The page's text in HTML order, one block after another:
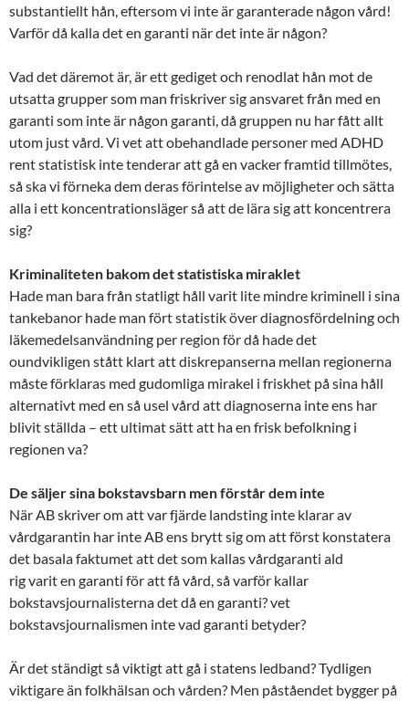
substantiellt hån, eftersom vi inte är garanterade någon vård!
Varför då kalla det en garanti när det inte är någon?
Vad det däremot är, är ett gediget och renodlat hån mot de
utsatta grupper som man friskriver sig ansvaret från med en
garanti som inte är någon garanti, då gruppen nu har fått allt
utom just vård. Vi vet att obehandlade personer med ADHD
rent statistisk inte tenderar att gå en vacker framtid tillmötes,
så ska vi förneka dem deras förintelse av möjligheter och sätta
alla i ett koncentrationsläger så att de lära sig att koncentrera
sig?
Kriminaliteten bakom det statistiska miraklet
Hade man bara från statligt håll varit lite mindre kriminell i sina
tankebanor hade man fört statistik över diagnosfördelning och
läkemedelsanvändning per region för då hade det
oundvikligen stått klart att diskrepanserna mellan regionerna
måste förklaras med gudomliga mirakel i friskhet på sina håll
alternativt med en så usel vård att diagnoserna inte ens har
blivit ställda – ett ultimat sätt att ha en frisk befolkning i
regionen va?
De säljer sina bokstavsbarn men förstår dem inte
När AB skriver om att var fjärde landsting inte klarar av
vårdgarantin har inte AB ens brytt sig om att först konstatera
det basala faktumet att det som kallas vårdgaranti ald
rig varit en garanti för att få vård, så varför kallar
bokstavsjournalisterna det då en garanti? vet
bokstavsjournalismen inte vad garanti betyder?
Är det ständigt så viktigt att gå i statens ledband? Tydligen
viktigare än folkhälsan och vården? Men påståendet bygger på